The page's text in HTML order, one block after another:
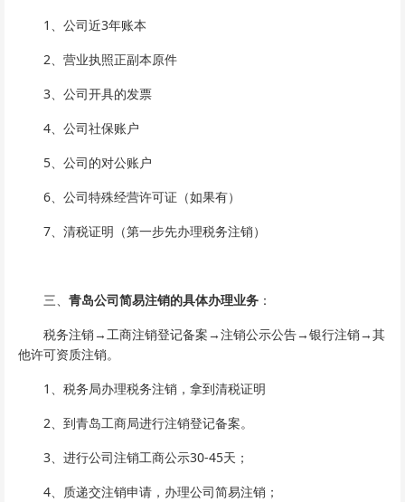
1、公司近3年账本
2、营业执照正副本原件
3、公司开具的发票
4、公司社保账户
5、公司的对公账户
6、公司特殊经营许可证（如果有）
7、清税证明（第一步先办理税务注销）
三、 青岛公司简易注销的具体办理业务 ：
税务注销→工商注销登记备案→注销公示公告→银行注销→其
他许可资质注销。
1、税务局办理税务注销，拿到清税证明
2、到青岛工商局进行注销登记备案。
3、进行公司注销工商公示30-45天；
4、质递交注销申请，办理公司简易注销；